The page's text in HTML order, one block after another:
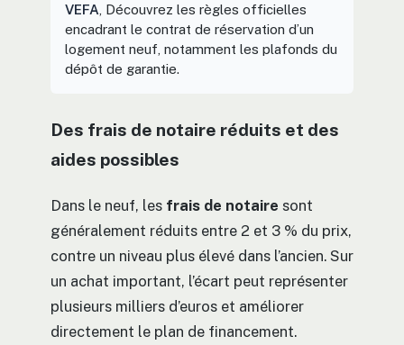
VEFA , Découvrez les règles officielles
encadrant le contrat de réservation d’un
logement neuf, notamment les plafonds du
dépôt de garantie.
Des frais de notaire réduits et des
aides possibles
Dans le neuf, les frais de notaire sont
généralement réduits entre 2 et 3 % du prix,
contre un niveau plus élevé dans l’ancien. Sur
un achat important, l’écart peut représenter
plusieurs milliers d’euros et améliorer
directement le plan de financement.